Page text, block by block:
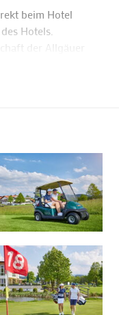
beim Hotel
Hotels.
der Allgäuer
Bergkulisse von
bis hin zu den
Hof wird die
Allgäuer
Stil eingerichtete
einen Innen-
verschiedene
Bereich mit
und Infrarotkabine.